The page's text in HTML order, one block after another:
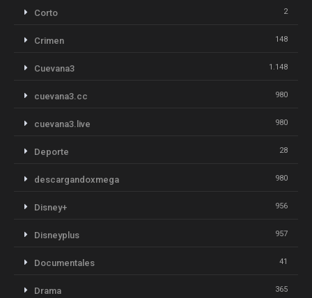
Corto 2
Crimen 148
Cuevana3 1.148
cuevana3.cc 980
cuevana3.live 980
Deporte 28
descargandoxmega 980
Disney+ 956
Disneyplus 957
Documentales 41
Drama 365